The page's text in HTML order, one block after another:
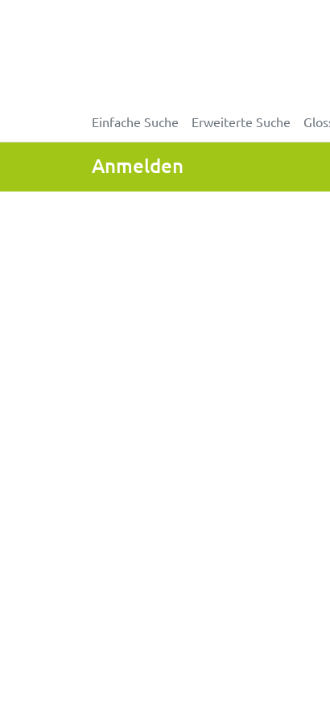
Einfache Suche Erweiterte Suche
Anmelden